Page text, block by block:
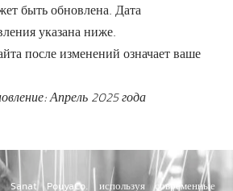
быть обновлена. Дата
указана ниже.
после изменений означает ваше
Апрель 2025 года
Sanat PouyaCo. используя современные